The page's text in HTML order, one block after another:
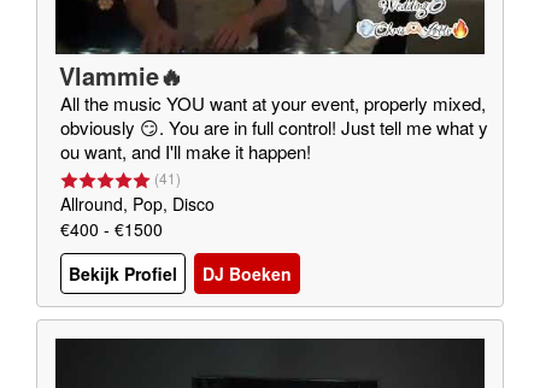
Vlammie🔥
All the music YOU want at your event, properly mixed,
obviously 😏. You are in full control! Just tell me what y
ou want, and I'll make it happen!
(41)
Allround, Pop, Disco
€400 - €1500
Bekijk Profiel
DJ Boeken